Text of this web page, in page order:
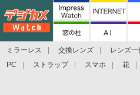
ミラーレス 交換レンズ レンズ一
PC
ストラップ スマホ 花